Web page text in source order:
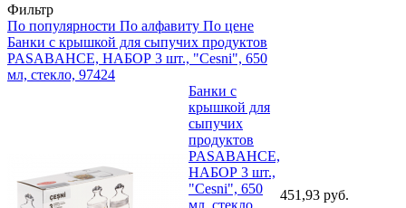
Фильтр
По популярности По алфавиту По цене
Банки с крышкой для сыпучих продуктов
PASABAHCE, НАБОР 3 шт., "Cesni", 650
мл, стекло, 97424
Банки с
крышкой для
сыпучих
продуктов
PASABAHCE,
НАБОР 3 шт.,
"Cesni", 650
мл, стекло,
451,93 руб.